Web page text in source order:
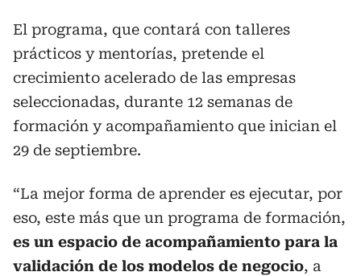
El programa, que contará con talleres
prácticos y mentorías, pretende el
crecimiento acelerado de las empresas
seleccionadas, durante 12 semanas de
formación y acompañamiento que inician el
29 de septiembre.
“La mejor forma de aprender es ejecutar, por
eso, este más que un programa de formación,
es un espacio de acompañamiento para la
validación de los modelos de negocio, a